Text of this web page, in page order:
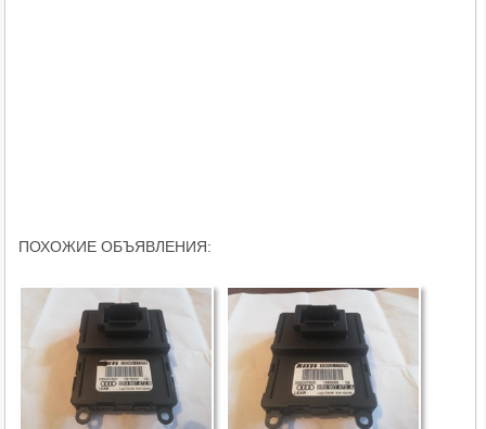
ПОХОЖИЕ ОБЪЯВЛЕНИЯ: